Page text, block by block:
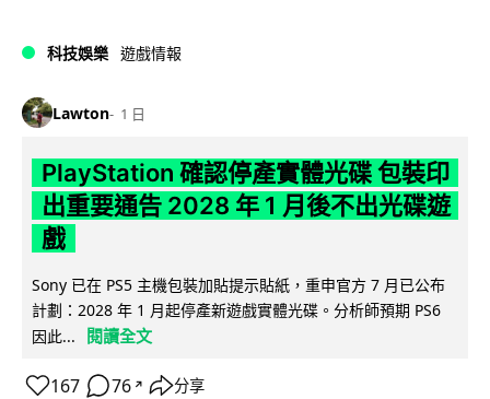
科技娛樂 遊戲情報
Lawton 1 日
PlayStation 確認停產實體光碟 包裝印
出重要通告 2028 年 1 月後不出光碟遊
戲
Sony 已在 PS5 主機包裝加貼提示貼紙，重申官方 7 月已公布
計劃：2028 年 1 月起停產新遊戲實體光碟。分析師預期 PS6
因此...
閱讀全文
167 76 ↗ 分享